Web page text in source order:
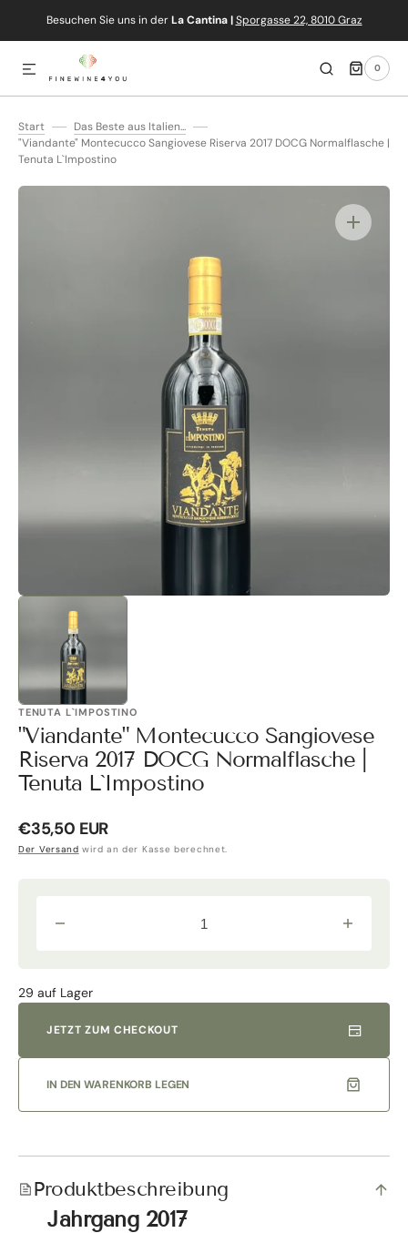
ZUM INHALT
Besuchen Sie uns in derLa Cantina | Sporgasse 22, 8010 Graz
0
0
ARTIKEL
Start
Das Beste aus Italien...
"Viandante" Montecucco Sangiovese Riserva 2017 DOCG Normalflasche |
Tenuta L`Impostino
TENUTA L`IMPOSTINO
"Viandante" Montecucco Sangiovese
Riserva 2017 DOCG Normalflasche |
Tenuta L`Impostino
Normaler
Preis
€35,50 EUR
Der Versand wird an der Kasse berechnet.
Verringere
Montecucco
Riserva
2017
|
Tenuta
Erhöhe
Riserva
2017
|
Tenuta
L`Impostino
29 auf Lager
JETZT ZUM CHECKOUT
IN DEN WARENKORB LEGEN
Produktbeschreibung
Jahrgang 2017
Medien
1
in
Galerieansicht
öffnen